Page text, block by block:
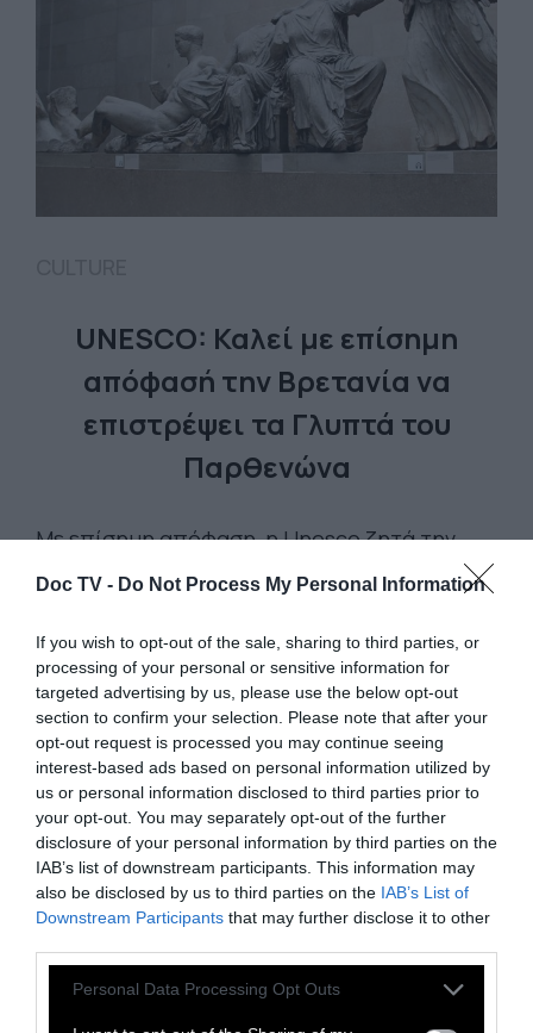
Doc TV - Do Not Process My Personal Information
If you wish to opt-out of the sale, sharing to third parties, or
processing of your personal or sensitive information for
targeted advertising by us, please use the below opt-out
section to confirm your selection. Please note that after your
opt-out request is processed you may continue seeing
interest-based ads based on personal information utilized by
us or personal information disclosed to third parties prior to
your opt-out. You may separately opt-out of the further
disclosure of your personal information by third parties on the
IAB’s list of downstream participants. This information may
also be disclosed by us to third parties on the IAB’s List of
Downstream Participants that may further disclose it to other
Personal Data Processing Opt Outs
UNESCO: Καλεί με επίσημη
απόφασή την Βρετανία να
επιστρέψει τα Γλυπτά του
Παρθενώνα
Με επίσημη απόφαση, η Unesco ζητά την
διεκδικεί νόμιμα»
1 Οκτωβρίου 2021